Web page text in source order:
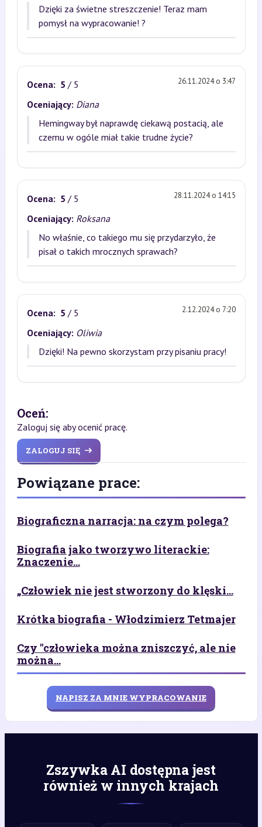
Dzięki za świetne streszczenie! Teraz mam
pomysł na wypracowanie! ?
Ocena: 5 / 5 26.11.2024 o 3:47
Oceniający: Diana
Hemingway był naprawdę ciekawą postacią, ale
czemu w ogóle miał takie trudne życie?
Ocena: 5 / 5 28.11.2024 o 14:15
Oceniający: Roksana
No właśnie, co takiego mu się przydarzyło, że
pisał o takich mrocznych sprawach?
Ocena: 5 / 5 2.12.2024 o 7:20
Oceniający: Oliwia
Dzięki! Na pewno skorzystam przy pisaniu pracy!
Oceń:
Zaloguj się aby ocenić pracę.
ZALOGUJ SIĘ
Powiązane prace:
Biograficzna narracja: na czym polega?
Biografia jako tworzywo literackie:
Znaczenie...
„Człowiek nie jest stworzony do klęski...
Krótka biografia - Włodzimierz Tetmajer
Czy "człowieka można zniszczyć, ale nie
można...
NAPISZ ZA MNIE WYPRACOWANIE
Zszywka AI dostępna jest
również w innych krajach